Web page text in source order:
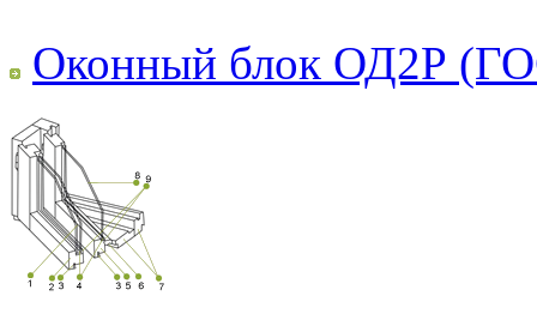
Оконный блок ОД2Р